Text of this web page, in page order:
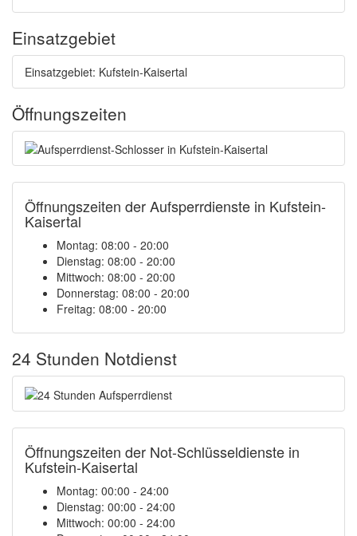
Einsatzgebiet
Einsatzgebiet: Kufstein-Kaisertal
Öffnungszeiten
Öffnungszeiten der Aufsperrdienste in Kufstein-
Kaisertal
Montag: 08:00 - 20:00
Dienstag: 08:00 - 20:00
Mittwoch: 08:00 - 20:00
Donnerstag: 08:00 - 20:00
Freitag: 08:00 - 20:00
24 Stunden Notdienst
Öffnungszeiten der Not-Schlüsseldienste in
Kufstein-Kaisertal
Montag: 00:00 - 24:00
Dienstag: 00:00 - 24:00
Mittwoch: 00:00 - 24:00